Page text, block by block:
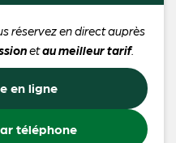
réservez en direct auprès
etau meilleur tarif.
en ligne
téléphone